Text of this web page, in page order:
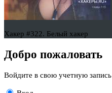
Хакер #322. Белый хакер
Добро пожаловать
Войдите в свою учетную запись